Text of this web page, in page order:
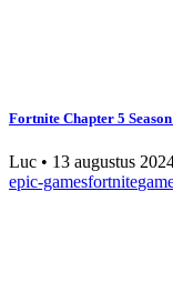
Fortnite Chapter 5
Luc • 13 augustus
epic-gamesfortnite